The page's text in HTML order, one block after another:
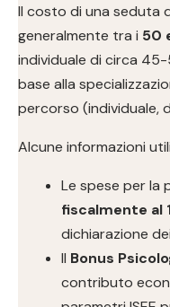
Il costo di una seduta
generalmente tra i 50
individuale di circa
base alla
percorso (individuale,
Alcune informazioni
Le spese per la
fiscalmente al
dichiarazione
Il Bonus
contributo